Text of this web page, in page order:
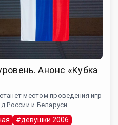
Анонс «Кубка
местом проведения игр
России и Беларуси
#девушки 2006